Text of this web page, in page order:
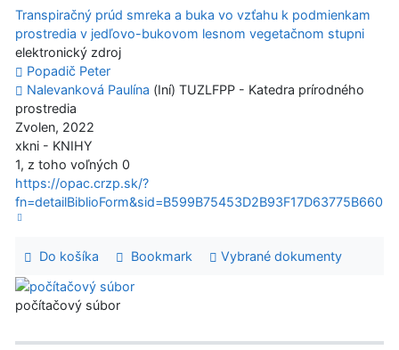
Transpiračný prúd smreka a buka vo vzťahu k podmienkam
prostredia v jedľovo-bukovom lesnom vegetačnom stupni
elektronický zdroj
Popadič Peter
Nalevanková Paulína (Iní) TUZLFPP - Katedra prírodného
prostredia
Zvolen, 2022
xkni - KNIHY
1, z toho voľných 0
https://opac.crzp.sk/?
fn=detailBiblioForm&sid=B599B75453D2B93F17D63775B660
Do košíka Bookmark Vybrané dokumenty
počítačový súbor